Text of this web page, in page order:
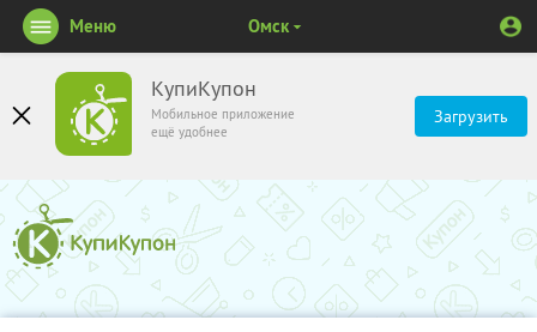
КупиКупон
Мобильное приложение
ещё удобнее
Загрузить
Меню Омск